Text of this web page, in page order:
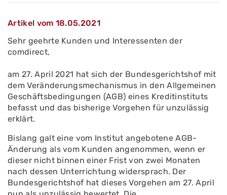
Artikel vom 18.05.2021
Sehr geehrte Kunden und Interessenten der
comdirect,
am 27. April 2021 hat sich der Bundesgerichtshof mit
dem Veränderungsmechanismus in den Allgemeinen
Geschäftsbedingungen (AGB) eines Kreditinstituts
befasst und das bisherige Vorgehen für unzulässig
erklärt.
Bislang galt eine vom Institut angebotene AGB-
Änderung als vom Kunden angenommen, wenn er
dieser nicht binnen einer Frist von zwei Monaten
nach dessen Unterrichtung widersprach. Der
Bundesgerichtshof hat dieses Vorgehen am 27. April